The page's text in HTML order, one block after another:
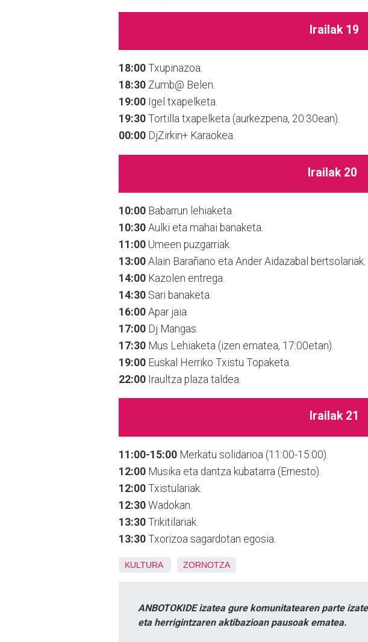
Irailak 19
18:00 Txupinazoa.
18:30 Zumb@ Belen.
19:00 Igel txapelketa.
19:30 Tortilla txapelketa (aurkezpena, 20:30ean).
00:00 DjZirkin+ Karaokea.
Irailak 20
10:00 Babarrun lehiaketa.
10:30 Aulki eta mahai banaketa.
11:00 Umeen puzgarriak.
13:00 Alain Barañano eta Ander Aidazabal bertsolariak.
14:00 Kazolen entrega.
14:30 Sari banaketa.
16:00 Apar jaia.
17:00 Dj Mangas.
17:30 Mus Lehiaketa (izen ematea, 17:00etan).
19:00 Euskal Herriko Txistu Topaketa.
22:00 Iraultza plaza taldea.
Irailak 21
11:00-15:00 Merkatu solidarioa (11:00-15:00).
12:00 Musika eta dantza kubatarra (Ernesto).
12:00 Txistulariak.
12:30 Wadokan.
13:30 Trikitilariak.
13:30 Txorizoa sagardotan egosia.
KULTURA ZORNOTZA
ANBOTOKIDE izatea gure komunitatearen parte
eta herrigintzaren aktibazioan pausoak ematea.